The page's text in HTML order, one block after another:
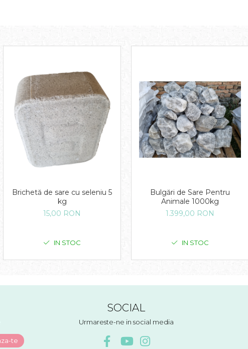
Brichetă de sare cu seleniu 5
kg
15,00 RON
IN STOC
Bulgări de Sare Pentru
Animale 1000kg
1.399,00 RON
IN STOC
SOCIAL
Urmareste-ne in social media